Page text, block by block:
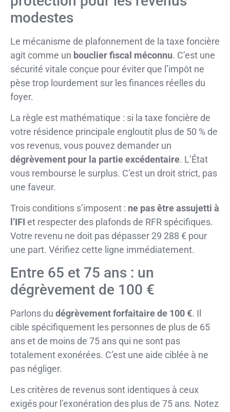
modestes
Le mécanisme de plafonnement de la taxe foncière
agit comme un bouclier fiscal méconnu. C’est une
sécurité vitale conçue pour éviter que l’impôt ne
pèse trop lourdement sur les finances réelles du
foyer.
La règle est mathématique : si la taxe foncière de
votre résidence principale engloutit plus de 50 % de
vos revenus, vous pouvez demander un
dégrèvement pour la partie excédentaire. L’État
vous rembourse le surplus. C’est un droit strict, pas
une faveur.
Trois conditions s’imposent : ne pas être assujetti à
l’IFI et respecter des plafonds de RFR spécifiques.
Votre revenu ne doit pas dépasser 29 288 € pour
une part. Vérifiez cette ligne immédiatement.
Entre 65 et 75 ans : un
dégrèvement de 100 €
Parlons du dégrèvement forfaitaire de 100 €. Il
cible spécifiquement les personnes de plus de 65
ans et de moins de 75 ans qui ne sont pas
totalement exonérées. C’est une aide ciblée à ne
pas négliger.
Les critères de revenus sont identiques à ceux
exigés pour l’exonération des plus de 75 ans. Notez